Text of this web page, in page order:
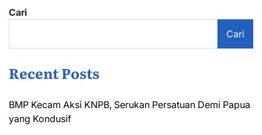
Cari
Cari
Recent Posts
BMP Kecam Aksi KNPB, Serukan Persatuan Demi Papua
yang Kondusif